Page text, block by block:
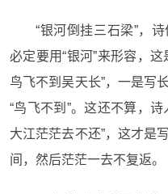
“银河倒挂三石梁”，
必定要用“银河”来形容，这
鸟飞不到吴天长”，一是写
“鸟飞不到”。这还不算，诗
大江茫茫去不还”，这才是
间，然后茫茫一去不复返。